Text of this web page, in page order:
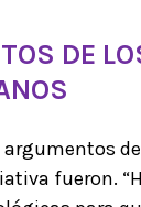
DE
fueron.